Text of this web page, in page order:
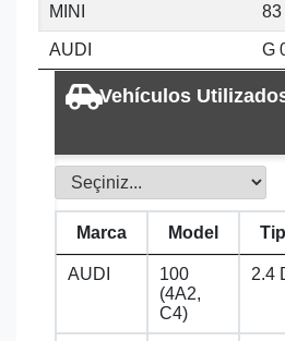
MINI 83
AUDI G
Vehículos
Marca Model Tip
AUDI
100
(4A2,
C4)
2.4